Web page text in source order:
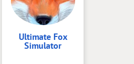
Ultimate Fox
Simulator